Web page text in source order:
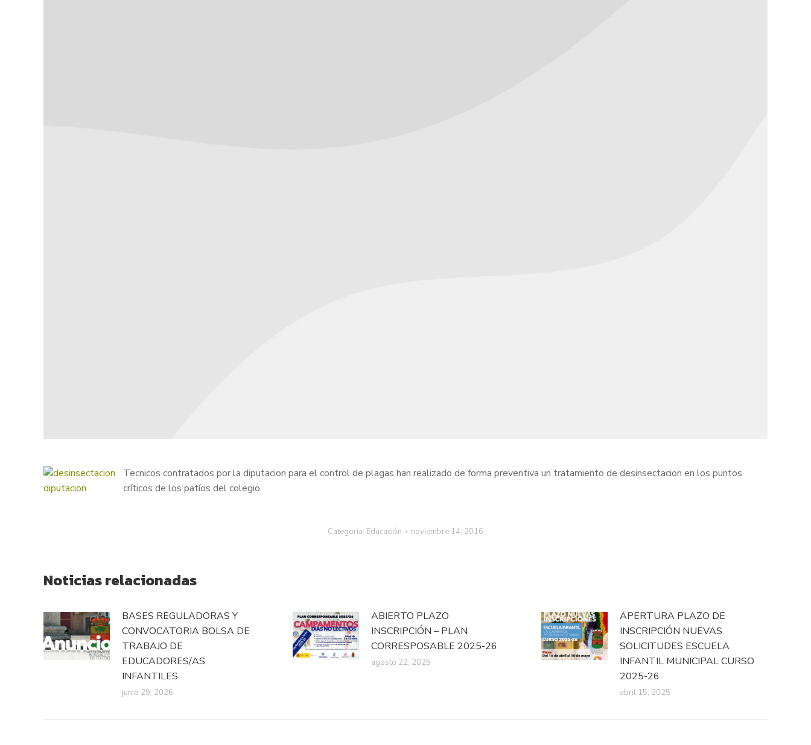
Tecnicos contratados por la diputacion para el control de plagas han realizado de forma preventiva un tratamiento de desinsectacion en los puntos
críticos de los patíos del colegio.
Categoría: Educación noviembre 14, 2016
Noticias relacionadas
BASES REGULADORAS Y
CONVOCATORIA BOLSA DE
TRABAJO DE
EDUCADORES/AS
INFANTILES
junio 29, 2026
ABIERTO PLAZO
INSCRIPCIÓN – PLAN
CORRESPOSABLE 2025-26
agosto 22, 2025
APERTURA PLAZO DE
INSCRIPCIÓN NUEVAS
SOLICITUDES ESCUELA
INFANTIL MUNICIPAL CURSO
2025-26
abril 15, 2025